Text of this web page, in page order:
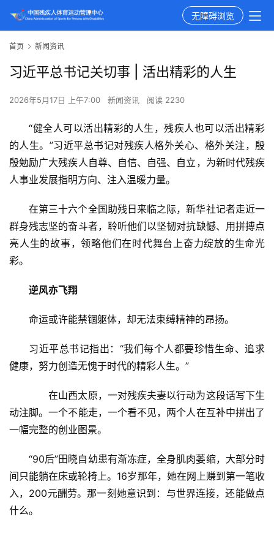
无障碍浏览
首页 新闻资讯
习近平总书记关切事 | 活出精彩的人生
2026年5月17日 上午7:00 新闻资讯 阅读 2230
“健全人可以活出精彩的人生，残疾人也可以活出精彩
的人生。”习近平总书记对残疾人格外关心、格外关注，殷
殷勉励广大残疾人自尊、自信、自强、自立，为新时代残疾
人事业发展指明方向、注入温暖力量。
在第三十六个全国助残日来临之际，新华社记者走近一
群身残志坚的奋斗者，聆听他们以坚韧对抗缺憾、用拼搏点
亮人生的故事，领略他们在时代舞台上奋力绽放的生命光
彩。
逆风亦飞翔
命运或许能禁锢躯体，却无法束缚精神的昂扬。
习近平总书记指出：“我们每个人都要珍惜生命、追求
健康，努力创造无愧于时代的精彩人生。”
在山西太原，一对残疾夫妻以行动为这段话写下生
动注脚。一个不能走，一个看不见，两个人在互补中拼出了
一幅完整的创业图景。
“90后”田晓自幼患有渐冻症，全身肌肉萎缩，大部分时
间只能躺在床或轮椅上。16岁那年，她在网上赚到第一笔收
入，200元酬劳。那一刻她意识到：与世界连接，还能做点
什么。